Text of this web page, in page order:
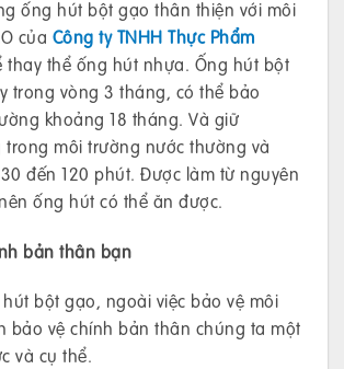
ống hút bột gạo thân thiện với môi
của Công ty TNHH Thực Phẩm
thay thể ống hút nhựa. Ống hút bột
trong vòng 3 tháng, có thể bảo
khoảng 18 tháng. Và giữ
trong môi trường nước thường và
đến 120 phút. Được làm từ nguyên
ống hút có thể ăn được.
bản thân bạn
bột gạo, ngoài việc bảo vệ môi
bảo vệ chính bản thân chúng ta một
và cụ thể.